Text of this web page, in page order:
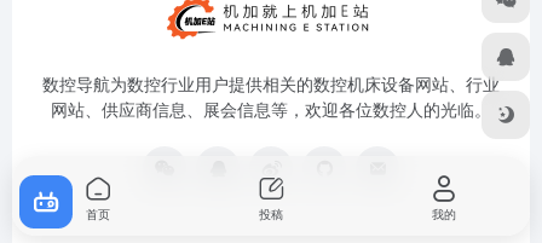
数控导航为数控行业用户提供相关的数控机床设备网站、行业
网站、供应商信息、展会信息等，欢迎各位数控人的光临。
首页 投稿 我的